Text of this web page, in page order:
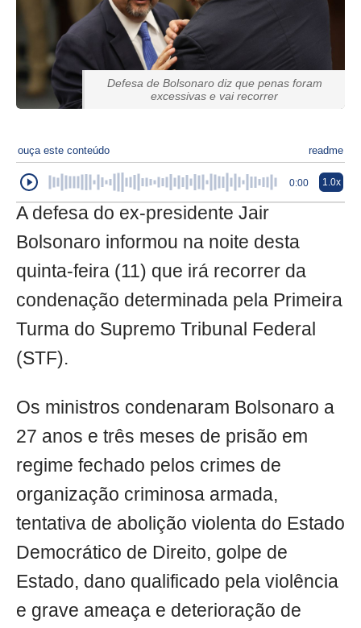
Defesa de Bolsonaro diz que penas foram
excessivas e vai recorrer
ouça este conteúdo readme
0:00 1.0x
A defesa do ex-presidente Jair
Bolsonaro informou na noite desta
quinta-feira (11) que irá recorrer da
condenação determinada pela Primeira
Turma do Supremo Tribunal Federal
(STF).
Os ministros condenaram Bolsonaro a
27 anos e três meses de prisão em
regime fechado pelos crimes de
organização criminosa armada,
tentativa de abolição violenta do Estado
Democrático de Direito, golpe de
Estado, dano qualificado pela violência
e grave ameaça e deterioração de